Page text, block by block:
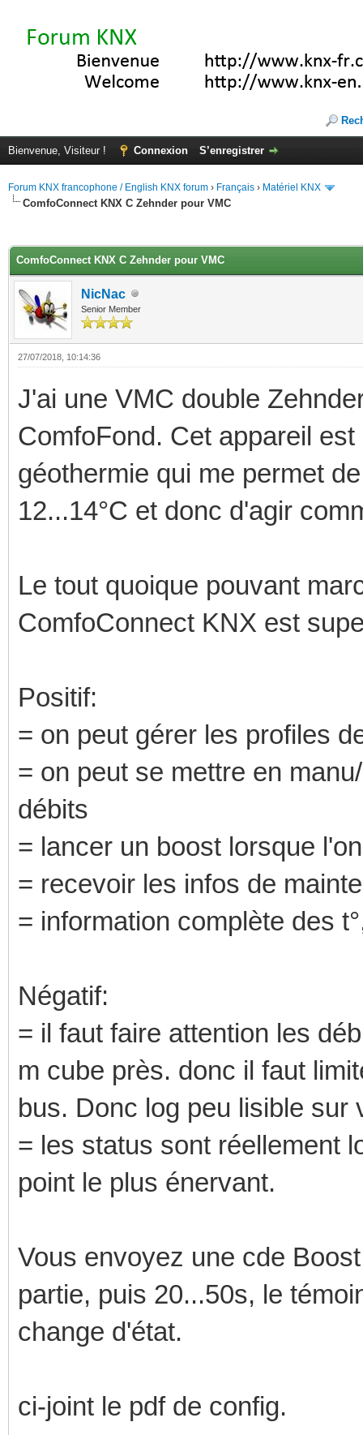
Bienvenue, Visiteur ! Connexion S’enregistrer
Forum KNX francophone / English KNX forum › Français › Matériel KNX
ComfoConnect KNX C Zehnder pour VMC
ComfoConnect KNX C Zehnder pour VMC
NicNac
Senior Member
27/07/2018, 10:14:36
J'ai une VMC double
ComfoFond. Cet appareil
géothermie qui me permet
12...14°C et donc d'agir
Le tout quoique pouvant
ComfoConnect KNX est
Positif:
= on peut gérer les profiles
= on peut se mettre en
débits
= lancer un boost lorsque
= recevoir les infos de
= information complète des
Négatif:
= il faut faire attention les
m cube près. donc il faut
bus. Donc log peu lisible sur
= les status sont réellement
point le plus énervant.
Vous envoyez une cde
partie, puis 20...50s, le
change d'état.
ci-joint le pdf de config.